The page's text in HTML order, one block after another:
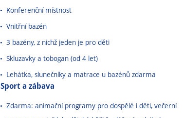
Konferenční místnost
Vnitřní bazén
3 bazény, z nichž jeden je pro děti
Skluzavky a tobogan (od 4 let)
Lehátka, slunečníky a matrace u bazénů zdarma
Sport a zábava
Zdarma: animační programy pro dospělé i děti, večerní